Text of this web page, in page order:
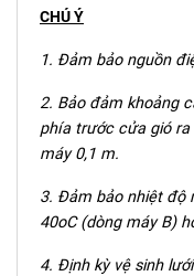
CHÚ Ý
1. Đảm bảo nguồn
2. Bảo đảm khoảng
phía trước cửa gió ra
máy 0,1 m.
3. Đảm bảo nhiệt độ
40oC (dòng máy B)
4. Định kỳ vệ sinh